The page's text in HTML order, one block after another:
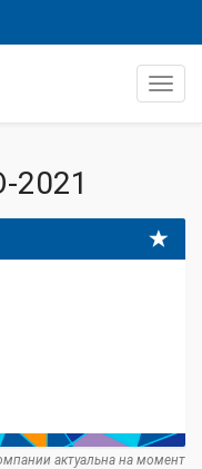
актуальна на момент